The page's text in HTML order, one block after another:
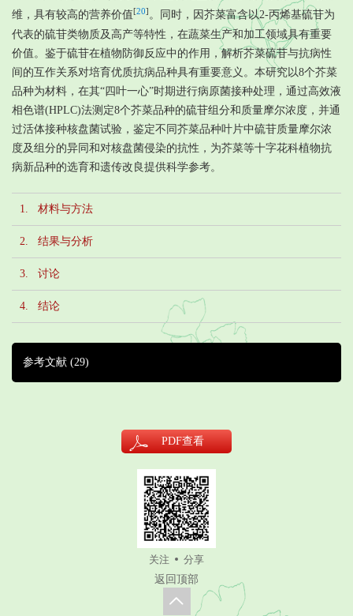
维，具有较高的营养价值[20] 。同时，因芥菜富含以2-丙烯基硫苷为
代表的硫苷类物质及高产等特性，在蔬菜生产和加工领域具有重要
价值。鉴于硫苷在植物防御反应中的作用，解析芥菜硫苷与抗病性
间的互作关系对培育优质抗病品种具有重要意义。本研究以8个芥菜
品种为材料，在其“四叶一心”时期进行病原菌接种处理，通过高效液
相色谱(HPLC)法测定8个芥菜品种的硫苷组分和质量摩尔浓度，并通
过活体接种核盘菌试验，鉴定不同芥菜品种叶片中硫苷质量摩尔浓
度及组分的异同和对核盘菌侵染的抗性，为芥菜等十字花科植物抗
病新品种的选育和遗传改良提供科学参考。
1. 材料与方法
2. 结果与分析
3. 讨论
4. 结论
参考文献 (29)
PDF查看
关注
分享
返回顶部